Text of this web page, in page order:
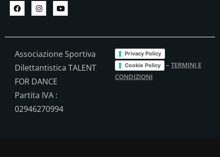
Associazione Sportiva
Dilettantistica TALENT
FOR DANCE
Partita IVA :
02946270994
Privacy Policy
Cookie Policy
– TERMINI E
CONDIZIONI